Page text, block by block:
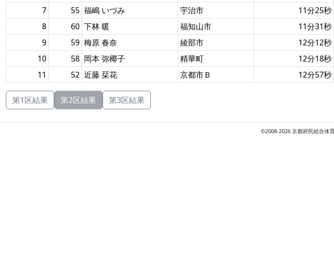
7
55 福嶋 いづみ 宇治市
11分25秒
8
60 下林 暖 福知山市
11分31秒
9
59 梅原 春奈 綾部市
12分12秒
10
58 岡本 弥椰子 精華町
12分18秒
11
52 近藤 栞花 京都市Ｂ 12分57秒
第1区結果 第2区結果 第3区結果
©2008-2026 京都府民総合体